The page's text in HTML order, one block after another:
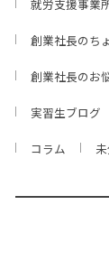
就労支援事業
創業社長のち
創業社長のお
実習生ブログ
コラム